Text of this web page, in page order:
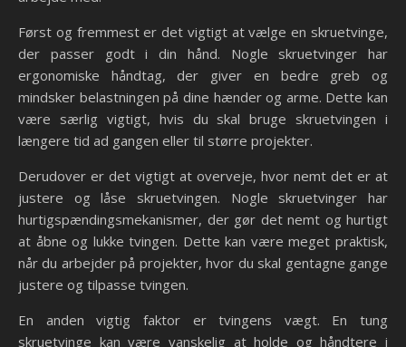
Først og fremmest er det vigtigt at vælge en skruetvinge,
der passer godt i din hånd. Nogle skruetvinger har
ergonomiske håndtag, der giver en bedre greb og
mindsker belastningen på dine hænder og arme. Dette kan
være særlig vigtigt, hvis du skal bruge skruetvingen i
længere tid ad gangen eller til større projekter.
Derudover er det vigtigt at overveje, hvor nemt det er at
justere og låse skruetvingen. Nogle skruetvinger har
hurtigspændingsmekanismer, der gør det nemt og hurtigt
at åbne og lukke tvingen. Dette kan være meget praktisk,
når du arbejder på projekter, hvor du skal gentagne gange
justere og tilpasse tvingen.
En anden vigtig faktor er tvingens vægt. En tung
skruetvinge kan være vanskelig at holde og håndtere i